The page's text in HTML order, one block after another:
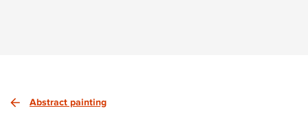
Abstract painting